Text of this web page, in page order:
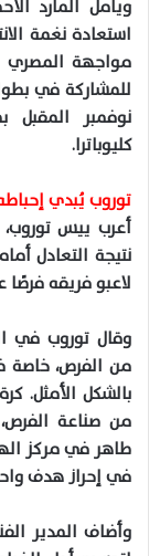
ويأمل المارد
استعادة نغمة
مواجهة المصري
نوفمبر المقبل
كليوباترا.
توروب يُبدي
أعرب ييس توروب،
نتيجة التعادل
لاعبو فريقه فرصًا
وقال توروب في
بالشكل الأمثل.
من صناعة
طاهر في مركز
في إحراز هدف
وأضاف المدير